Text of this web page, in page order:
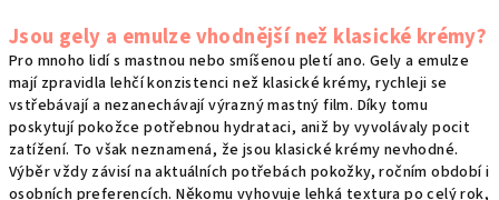
Jsou gely a emulze vhodnější než klasické krémy?
Pro mnoho lidí s mastnou nebo smíšenou pletí ano. Gely a emulze
mají zpravidla lehčí konzistenci než klasické krémy, rychleji se
vstřebávají a nezanechávají výrazný mastný film. Díky tomu
poskytují pokožce potřebnou hydrataci, aniž by vyvolávaly pocit
zatížení. To však neznamená, že jsou klasické krémy nevhodné.
Výběr vždy závisí na aktuálních potřebách pokožky, ročním období i
osobních preferencích. Někomu vyhovuje lehká textura po celý rok,